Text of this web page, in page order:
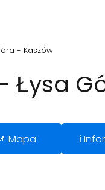
- Kaszów
Łysa
Mapa ℹ️